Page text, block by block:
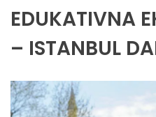
EDUKATIVNA
– ISTANBUL